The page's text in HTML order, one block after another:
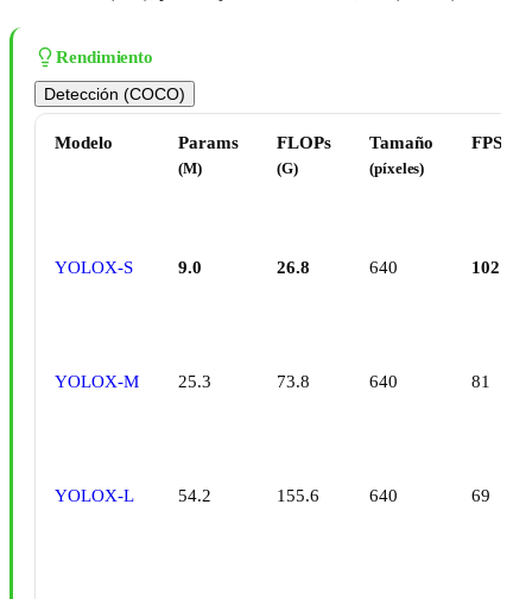
Rendimiento
Detección (COCO)
Modelo Params
(M)
FLOPs
(G)
Tamaño
(píxeles)
FPS
YOLOX-S 9.0 26.8 640 102
YOLOX-M 25.3 73.8 640 81
YOLOX-L 54.2 155.6 640 69